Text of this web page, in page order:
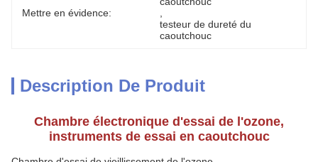
Mettre en évidence:
testeur de dureté du
caoutchouc
Description De Produit
Chambre électronique d'essai de l'ozone,
instruments de essai en caoutchouc